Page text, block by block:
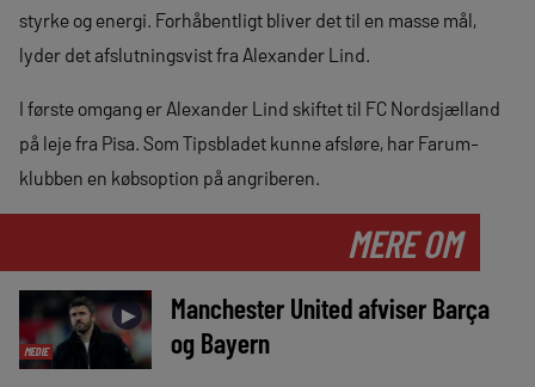
styrke og energi. Forhåbentligt bliver det til en masse mål,
lyder det afslutningsvist fra Alexander Lind.
I første omgang er Alexander Lind skiftet til FC Nordsjælland
på leje fra Pisa. Som Tipsbladet kunne afsløre, har Farum-
klubben en købsoption på angriberen.
MERE OM
MEDIE
►
Manchester United afviser Barça
og Bayern